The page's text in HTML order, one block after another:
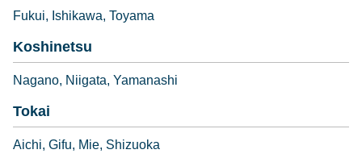
Fukui Ishikawa Toyama
Koshinetsu
Nagano Niigata Yamanashi
Tokai
Aichi Gifu Mie Shizuoka